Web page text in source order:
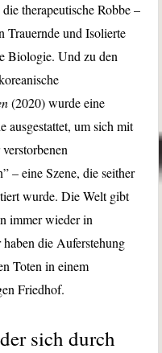
therapeutische Robbe –
Trauernde und Isolierte
Biologie. Und zu den
(2020) wurde eine
ausgestattet, um sich mit
– eine Szene, die seither
wurde. Die Welt gibt
immer wieder in
die Auferstehung
Toten in einem
Friedhof.
sich durch